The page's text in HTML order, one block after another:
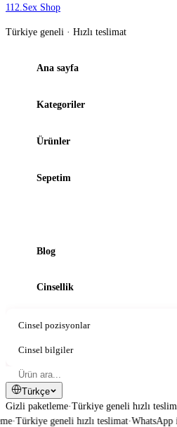
112.Sex Shop
Türkiye geneli · Hızlı teslimat
Ana sayfa
Kategoriler
Ürünler
Sepetim
Blog
Cinsellik
Cinsel pozisyonlar
Cinsel bilgiler
Türkçe
Gizli paketleme·Türkiye geneli hızlı
·Türkiye geneli hızlı teslimat·WhatsApp